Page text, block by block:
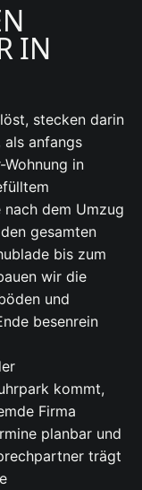
IN
stecken darin
als anfangs
in
dem Umzug
gesamten
bis zum
wir die
und
besenrein
kommt,
Firma
planbar und
trägt